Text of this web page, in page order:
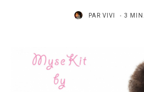
PAR VIVI 3